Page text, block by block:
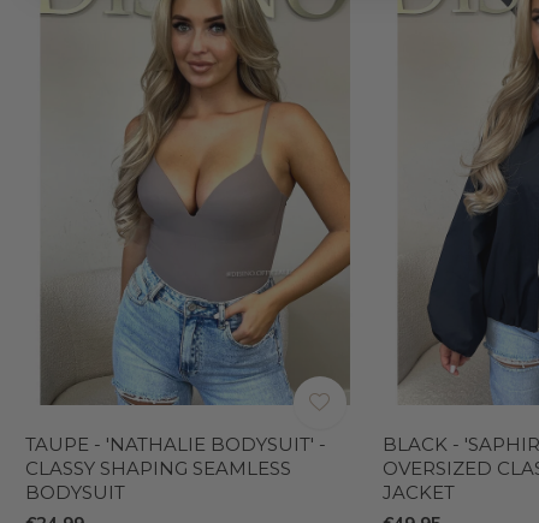
TAUPE - 'NATHALIE BODYSUIT' -
CLASSY SHAPING SEAMLESS
BODYSUIT
BLACK -
OVERSIZED
JACKET